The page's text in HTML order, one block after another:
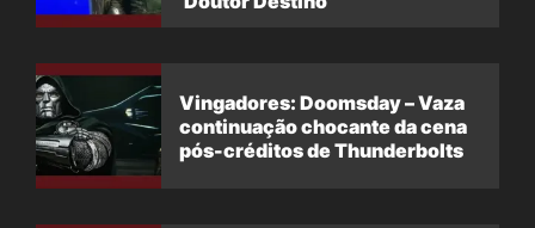
Vingadores: Doomsday – Vaza
continuação chocante da cena
pós-créditos de Thunderbolts